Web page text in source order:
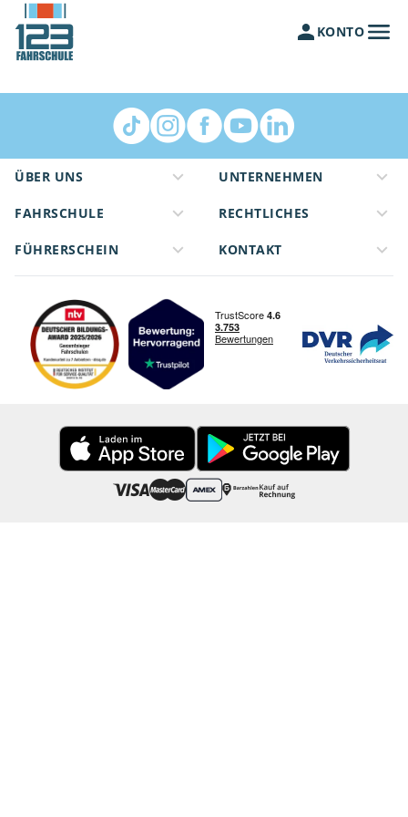
KONTO
ÜBER UNS
FAHRSCHULE
FÜHRERSCHEIN
UNTERNEHMEN
RECHTLICHES
KONTAKT